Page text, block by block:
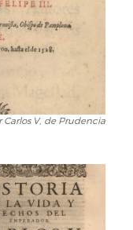
V, de Prudencia